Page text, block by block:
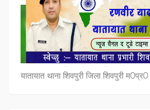
यातायात थाना शिवपुरी जिला शिवपुरी म0प्र0